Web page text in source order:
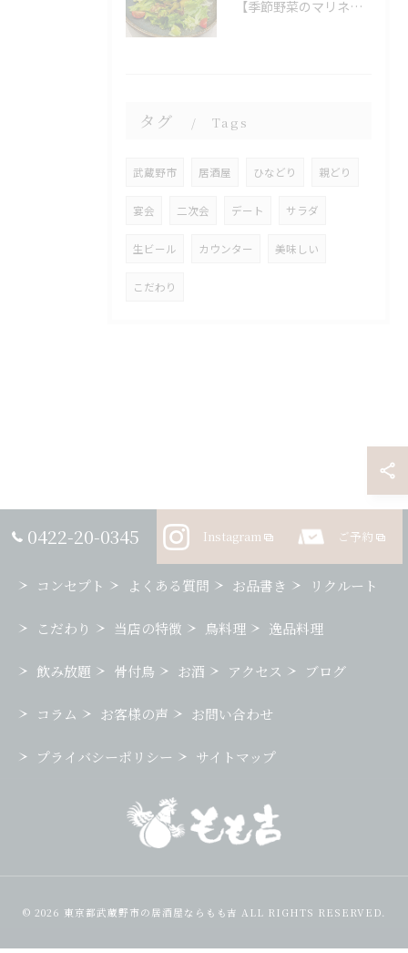
【季節野菜のマリネサラダ】
タグ Tags
武蔵野市 居酒屋 ひなどり 親どり
宴会 二次会 デート サラダ
生ビール カウンター 美味しい
こだわり
0422-20-0345 Instagram ご予約
コンセプト よくある質問 お品書き リクルート
こだわり 当店の特徴 鳥料理 逸品料理
飲み放題 骨付鳥 お酒 アクセス ブログ
コラム お客様の声 お問い合わせ
プライバシーポリシー サイトマップ
© 2026 東京都武蔵野市の居酒屋ならもも吉 ALL RIGHTS RESERVED.